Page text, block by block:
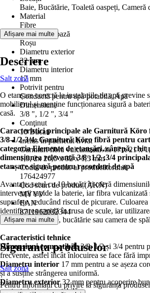
Baie, Bucătărie, Toaletă oaspeți, Cameră
Material
Fibre
Culoare de bază
Roșu
Diametru exterior
32 mm
Diametru interior
17 mm
Potrivit pentru
Conductă pentru apă potabilă, Apă
Dimensiune
3/8 ", 1/2 ", 3/4 "
Conţinut
10 Bucati
Inclus în pachetul livrat
Garnituri fibră vulcanizată 4x 17 x 21 x
1,5, 2x 26,5 x 32 x 1,5 mm
Codul de produs al producătorului
176424977
Cod scurt de produs (AKN)
MYYV
EAN
8711962032344
Afișare mai multe
Descriere
Salt zonă
O etanșare corectă la instalațiile de apă previne
mobilierul și menține funcționarea sigură a
casă.
Caracteristici principale ale Garnitură
3/8-1/2-3/4: Garnitură Köro fibră pentru
categoria Elemente de etanşări, cânepă, chit
dimensiunea relevantă 3/8 ;1/2 ;3/4
etanșare sigură pentru racorduri de apă
Avantaje: setul cu 10 bucăți îți oferă
intervenții rapide la baterie, iar fibra vulcanizată
suprafețe, reducând riscul de picurare. Culoarea
identificarea rapidă în trusa de scule, iar
potrivit pentru baie, bucătărie sau camera de
Caracteristici tehnice
Dimensiuni compatibile3/8, 1/2 și 3/4 pentru
frecvente, astfel încât înlocuirea se face fără
Diametru interior 17 mm pentru a se așeza
și a susține strângerea uniformă.
Diametru exterior32 mm pentru acoperire
contact și etanșare stabilă.
Afișare mai multe
Siguranța produselor
Salt zonă
Pentru informații cu privire la siguranța